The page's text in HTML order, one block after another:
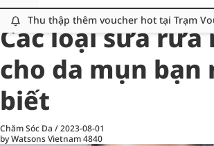
Thu thập thêm voucher hot tại Trạm Voucher
Thu thập thêm voucher hot tại Trạm
All
Chăm Sóc Cá Nhân
Các loại sữa rửa
cho da mụn bạn
biết
Chăm Sóc Da /2023-08-01
by Watsons Vietnam4840